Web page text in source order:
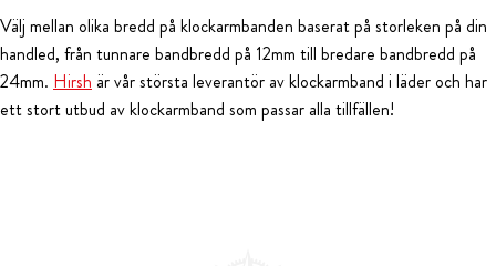
Välj mellan olika bredd på klockarmbanden baserat på storleken på din
handled, från tunnare bandbredd på 12mm till bredare bandbredd på
24mm. Hirsh är vår största leverantör av klockarmband i läder och har
ett stort utbud av klockarmband som passar alla tillfällen!